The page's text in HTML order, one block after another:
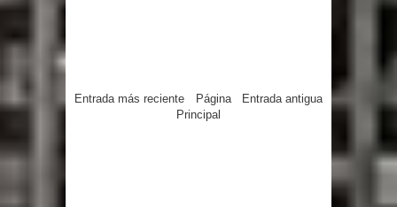
Entrada más reciente Entrada antigua
Página
Principal